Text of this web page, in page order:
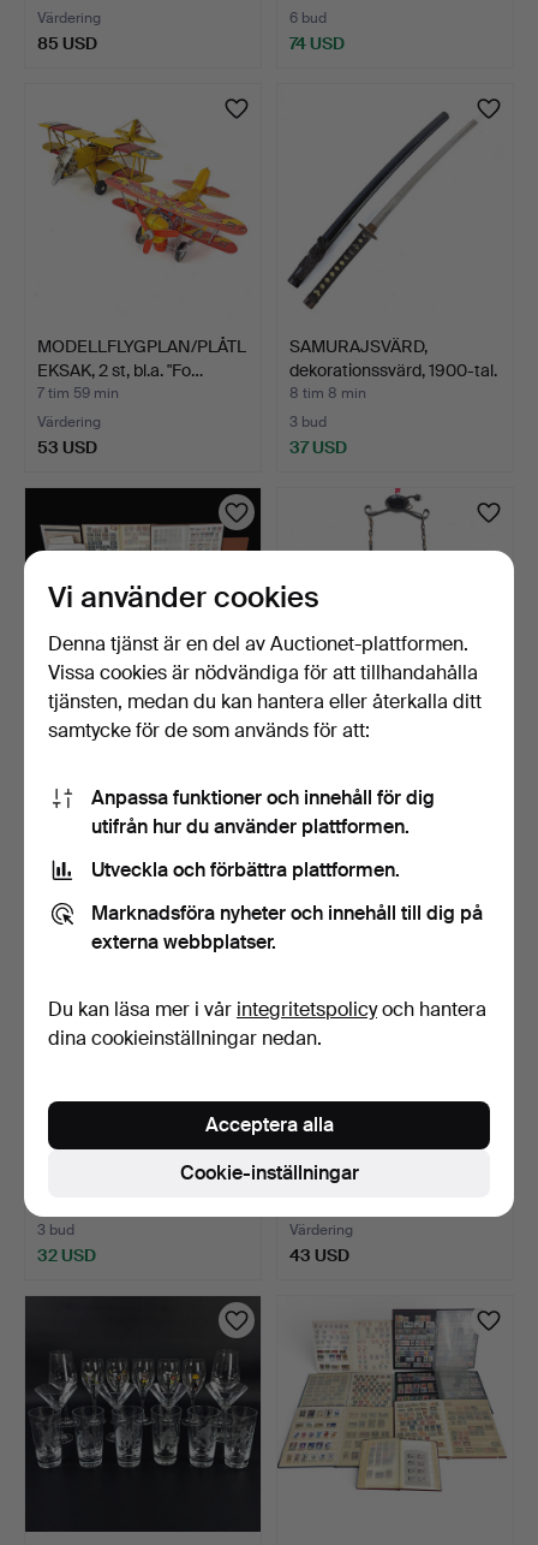
Värdering
85 USD
6 bud
74 USD
MODELLFLYGPLAN/PLÅTL
EKSAK, 2 st, bl.a. "Fo…
7 tim 59 min
Värdering
53 USD
SAMURAJSVÄRD,
dekorationssvärd, 1900-tal.
8 tim 8 min
3 bud
37 USD
Stämplad…
8 tim 18 min
8 tim 40 min
Värdering
TELEFONBÄNK, teak,
3 bud
32 USD
TAKLAMPA. Målad plåt,
1900-tal.
Värdering
43 USD
Vi använder cookies
Denna tjänst är en del av Auctionet-plattformen.
Vissa cookies är nödvändiga för att tillhandahålla
tjänsten, medan du kan hantera eller återkalla ditt
samtycke för de som används för att:
Anpassa funktioner och innehåll för dig
utifrån hur du använder plattformen.
Utveckla och förbättra plattformen.
Marknadsföra nyheter och innehåll till dig på
externa webbplatser.
Du kan läsa mer i vår integritetspolicyoch hantera
dina cookieinställningar nedan.
Cookie-inställningar
Acceptera alla